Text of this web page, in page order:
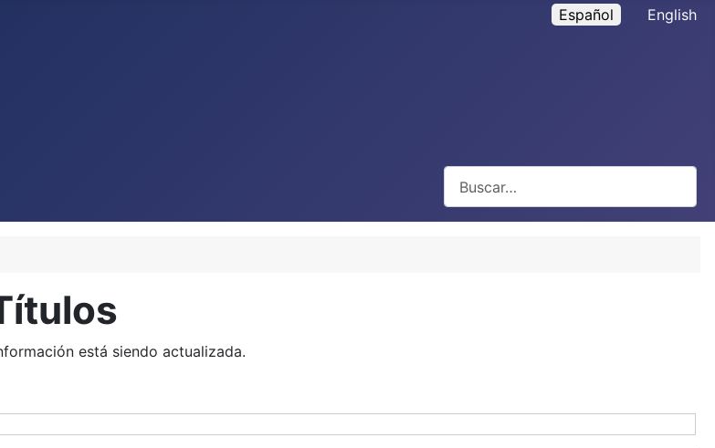
Español English
está siendo actualizada.